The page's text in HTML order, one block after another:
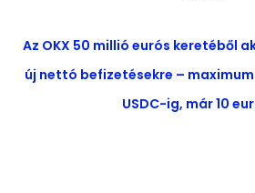
Az OKX 50 millió eurós keretéből
új nettó befizetésekre –
USDC-ig, már 10